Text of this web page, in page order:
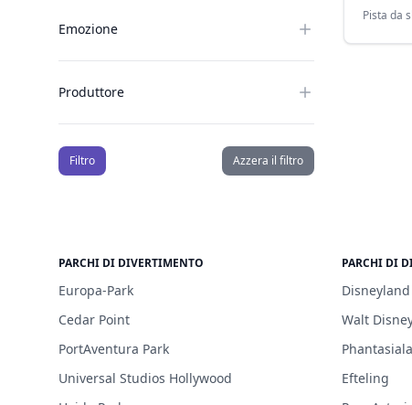
Emozione
Produttore
Filtro Azzera il filtro
Pista da
PARCHI DI DIVERTIMENTO
Europa-Park
Cedar Point
PortAventura Park
Universal Studios Hollywood
PARCHI DI
Walt
Efteling